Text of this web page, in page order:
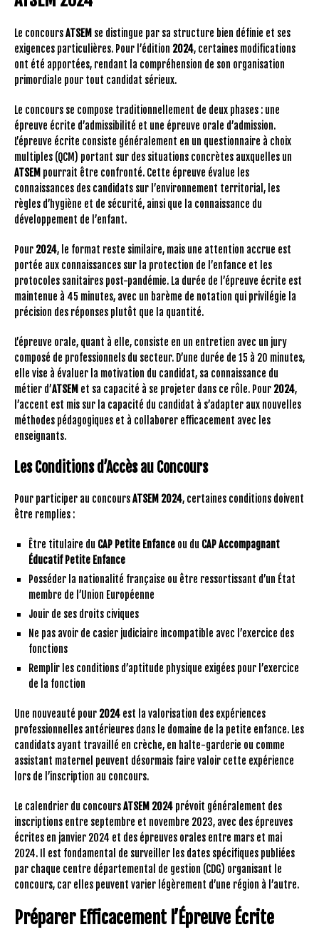
Le concoursATSEM se distingue par sa structure bien définie et ses
exigences particulières. Pour l’édition 2024, certaines modifications
ont été apportées, rendant la compréhension de son organisation
primordiale pour tout candidat sérieux.
Le concours se compose traditionnellement de deux phases : une
épreuve écrite d’admissibilité et une épreuve orale d’admission.
L’épreuve écrite consiste généralement en un questionnaire à choix
multiples (QCM) portant sur des situations concrètes auxquelles un
ATSEM pourrait être confronté. Cette épreuve évalue les
connaissances des candidats sur l’environnement territorial, les
règles d’hygiène et de sécurité, ainsi que la connaissance du
développement de l’enfant.
Pour 2024, le format reste similaire, mais une attention accrue est
portée aux connaissances sur la protection de l’enfance et les
protocoles sanitaires post-pandémie. La durée de l’épreuve écrite est
maintenue à 45 minutes, avec un barème de notation qui privilégie la
précision des réponses plutôt que la quantité.
L’épreuve orale, quant à elle, consiste en un entretien avec un jury
composé de professionnels du secteur. D’une durée de 15 à 20 minutes,
elle vise à évaluer la motivation du candidat, sa connaissance du
métier d’ATSEM et sa capacité à se projeter dans ce rôle. Pour 2024,
l’accent est mis sur la capacité du candidat à s’adapter aux nouvelles
méthodes pédagogiques et à collaborer efficacement avec les
enseignants.
Les Conditions d’Accès au Concours
Pour participer au concoursATSEM 2024, certaines conditions doivent
être remplies :
Être titulaire du CAP Petite Enfance ou du CAP Accompagnant
Éducatif Petite Enfance
Posséder la nationalité française ou être ressortissant d’un État
membre de l’Union Européenne
Jouir de ses droits civiques
Ne pas avoir de casier judiciaire incompatible avec l’exercice des
fonctions
Remplir les conditions d’aptitude physique exigées pour l’exercice
de la fonction
Une nouveauté pour 2024 est la valorisation des expériences
professionnelles antérieures dans le domaine de la petite enfance. Les
candidats ayant travaillé en crèche, en halte-garderie ou comme
assistant maternel peuvent désormais faire valoir cette expérience
lors de l’inscription au concours.
Le calendrier du concoursATSEM 2024 prévoit généralement des
inscriptions entre septembre et novembre 2023, avec des épreuves
écrites en janvier 2024 et des épreuves orales entre mars et mai
2024. Il est fondamental de surveiller les dates spécifiques publiées
par chaque centre départemental de gestion (CDG) organisant le
concours, car elles peuvent varier légèrement d’une région à l’autre.
Préparer Efficacement l’Épreuve Écrite